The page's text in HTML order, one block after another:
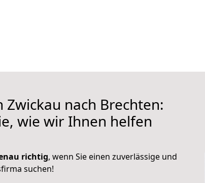
Zwickau nach Brechten:
wie wir Ihnen helfen
richtig, wenn Sie einen zuverlässige und
suchen!